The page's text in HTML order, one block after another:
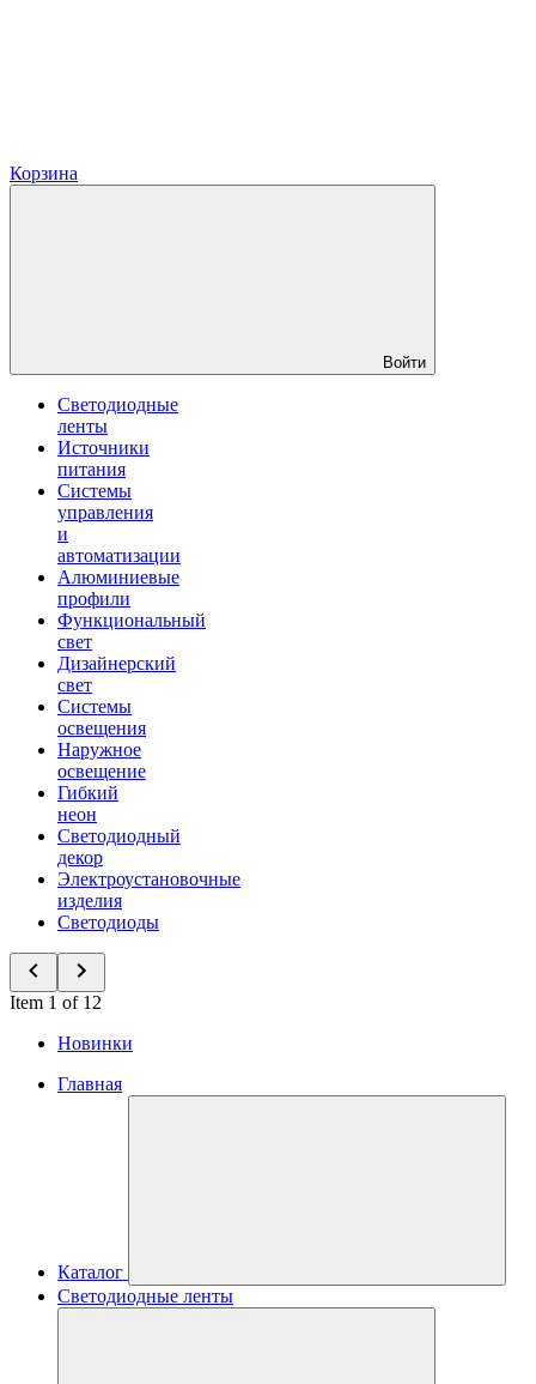
Корзина
Войти
Светодиодные
ленты
Источники
питания
Системы
управления
и
автоматизации
Алюминиевые
профили
Функциональный
свет
Дизайнерский
свет
Системы
освещения
Наружное
освещение
Гибкий
неон
Светодиодный
декор
Электроустановочные
изделия
Светодиоды
Item 1 of 12
Новинки
Главная
Каталог
Светодиодные ленты